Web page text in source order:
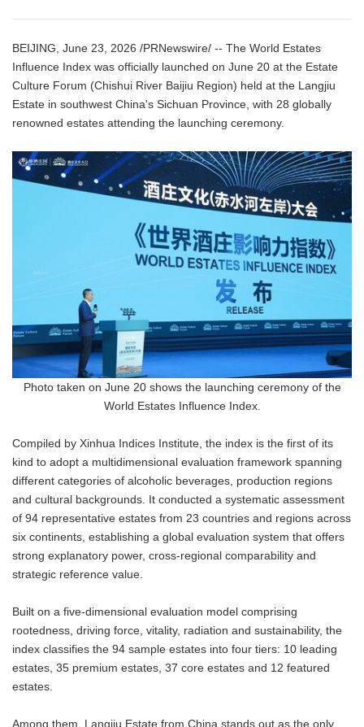
BEIJING, June 23, 2026 /PRNewswire/ -- The World Estates
Influence Index was officially launched on June 20 at the Estate
Culture Forum (Chishui River Baijiu Region) held at the Langjiu
Estate in southwest China's Sichuan Province, with 28 globally
renowned estates attending the launching ceremony.
Photo taken on June 20 shows the launching ceremony of the
World Estates Influence Index.
Compiled by Xinhua Indices Institute, the index is the first of its
kind to adopt a multidimensional evaluation framework spanning
different categories of alcoholic beverages, production regions
and cultural backgrounds. It conducted a systematic assessment
of 94 representative estates from 23 countries and regions across
six continents, establishing a global evaluation system that offers
strong explanatory power, cross-regional comparability and
strategic reference value.
Built on a five-dimensional evaluation model comprising
rootedness, driving force, vitality, radiation and sustainability, the
index classifies the 94 sample estates into four tiers: 10 leading
estates, 35 premium estates, 37 core estates and 12 featured
estates.
Among them, Langjiu Estate from China stands out as the only